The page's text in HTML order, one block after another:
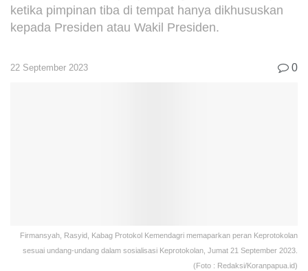
ketika pimpinan tiba di tempat hanya dikhususkan
kepada Presiden atau Wakil Presiden.
22 September 2023 0
Firmansyah, Rasyid, Kabag Protokol Kemendagri memaparkan peran Keprotokolan
sesuai undang-undang dalam sosialisasi Keprotokolan, Jumat 21 September 2023.
(Foto : Redaksi/Koranpapua.id)